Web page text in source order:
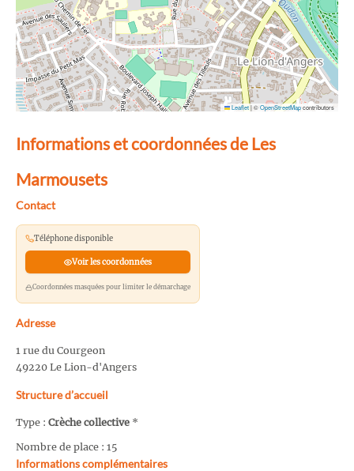
Leaflet|©OpenStreetMapcontributors
Informations et coordonnées de Les
Marmousets
Contact
Téléphone disponible
Voir les coordonnées
Coordonnées masquées pour limiter le démarchage
Adresse
1 rue du Courgeon
49220 Le Lion-d'Angers
Structure d’accueil
Type : Crèche collective *
Nombre de place : 15
Informations complémentaires